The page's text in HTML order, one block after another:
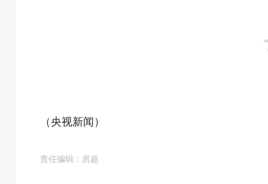
（央视新闻）
责任编辑：房超